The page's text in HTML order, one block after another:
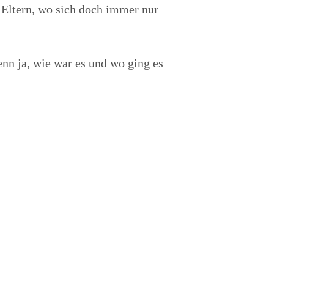
wo sich doch immer nur
ja, wie war es und wo ging es